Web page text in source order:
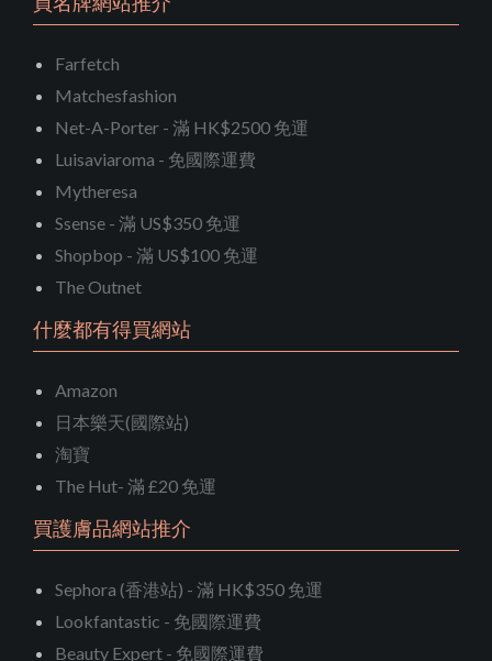
Farfetch
Matchesfashion
Net-A-Porter - 滿 HK$2500 免運
Luisaviaroma - 免國際運費
Mytheresa
Ssense - 滿 US$350 免運
Shopbop - 滿 US$100 免運
The Outnet
什麼都有得買網站
Amazon
日本樂天(國際站)
淘寶
The Hut- 滿 £20 免運
買護膚品網站推介
Sephora (香港站) - 滿 HK$350 免運
Lookfantastic - 免國際運費
Beauty Expert - 免國際運費